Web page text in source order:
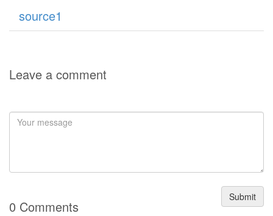
source1
Leave a comment
Submit
0 Comments